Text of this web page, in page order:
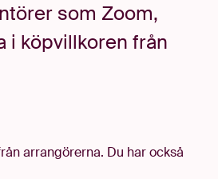
som Zoom,
i köpvillkoren från
arrangörerna. Du har också